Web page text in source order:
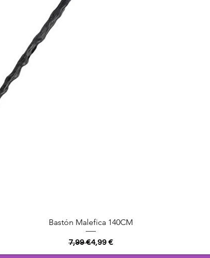
Vista rápida
Bastón Malefica 140CM
Precio
7,99 €Precio de oferta
4,99 €